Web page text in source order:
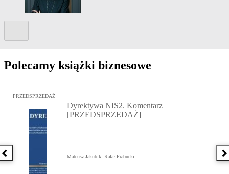
Polecamy książki biznesowe
Poprzednia książka
Przejdź do: Dyrektywa NIS2. Komentarz [PRZEDSPRZEDAŻ],
PRZEDSPRZEDAŻ
Dyrektywa NIS2. Komentarz
[PRZEDSPRZEDAŻ]
Mateusz Jakubik, Rafał Prabucki